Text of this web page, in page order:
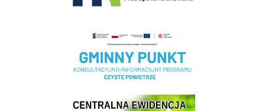
Realizacja Programu Czyste Powietrze w Gminie Wieliczka
Centrala Ewidencja Emisyjności Budynków - złóż deklarację